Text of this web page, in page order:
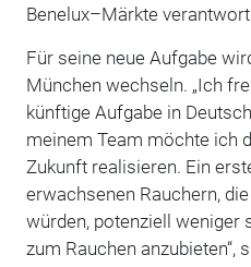
Benelux–Märkte
Für seine neue Aufgabe
München wechseln. „Ich
künftige Aufgabe in
meinem Team möchte ich
Zukunft realisieren. Ein
erwachsenen Rauchern,
würden, potenziell weniger
zum Rauchen anzubieten“,